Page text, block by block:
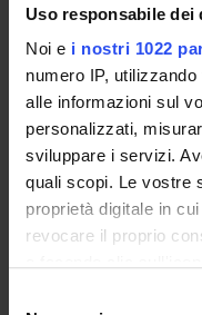
Uso responsabile dei
Noi e i nostri 1022
numero IP,
alle informazioni sul
personalizzati,
sviluppare i servizi.
quali scopi. Le vostre
proprietà digitale in
revocare il proprio
caso in cui sia convinto
riflessa dagli esiti della
sono differenziate tra
Le/gli studentesse/
specifici di
richiedere
seguire le
Criteri di